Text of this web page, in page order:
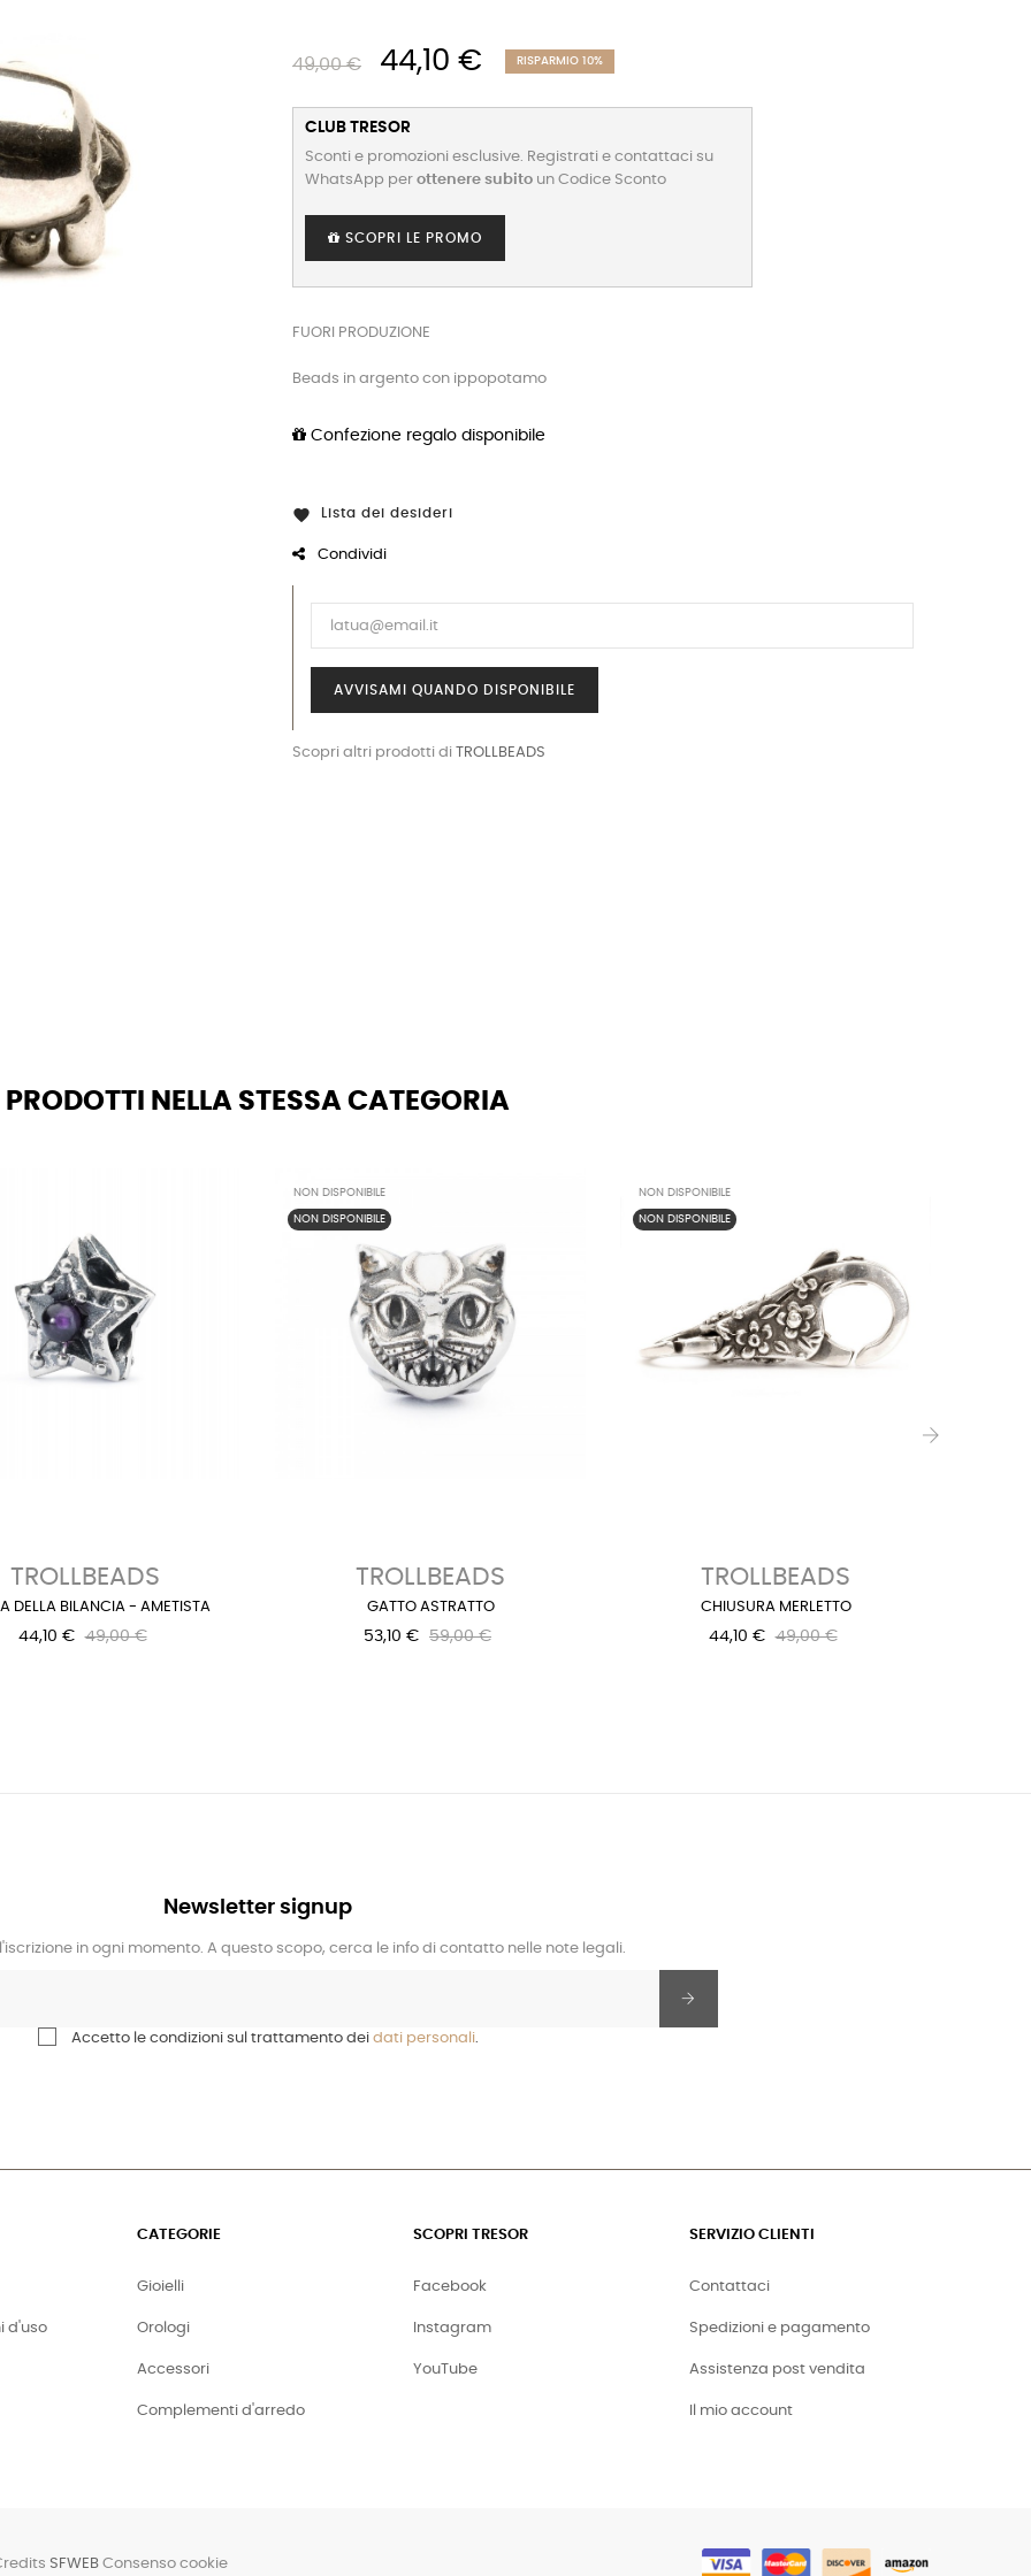
49,00 € 44,10 € RISPARMIO 10%
CLUB TRESOR
Sconti e promozioni esclusive. Registrati e contattaci su
WhatsApp per ottenere subito un Codice Sconto
SCOPRI LE PROMO
FUORI PRODUZIONE
Beads in argento con ippopotamo
Confezione regalo disponibile
 Lista dei desideri
Condividi
AVVISAMI QUANDO DISPONIBILE
Scopri altri prodotti di TROLLBEADS
PRODOTTI NELLA STESSA CATEGORIA
TROLLBEADS
DELLA BILANCIA - AMETISTA
44,10 € 49,00 €
NON DISPONIBILE
NON DISPONIBILE
TROLLBEADS
GATTO ASTRATTO
53,10 € 59,00 €
NON DISPONIBILE
NON DISPONIBILE
TROLLBEADS
CHIUSURA MERLETTO
44,10 € 49,00 €
Newsletter signup
in ogni momento. A questo scopo, cerca le info di contatto nelle note legali.
Accetto le condizioni sul trattamento dei dati personali.
d'uso
CATEGORIE
Gioielli
Orologi
Accessori
Complementi d'arredo
SCOPRI TRESOR
Facebook
Instagram
YouTube
SERVIZIO CLIENTI
Contattaci
Spedizioni e pagamento
Assistenza post vendita
Il mio account
SFWEB Consenso cookie